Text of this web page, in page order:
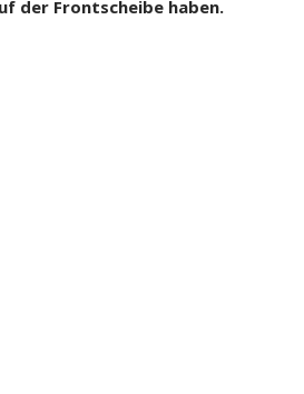
der Frontscheibe haben.